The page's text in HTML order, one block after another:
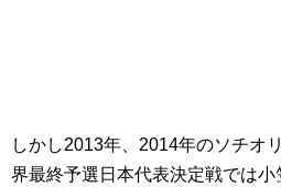
しかし2013年、2014年のソチオ
界最終予選日本代表決定戦では